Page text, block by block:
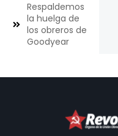
Respaldemos
la huelga de
los obreros de
Goodyear